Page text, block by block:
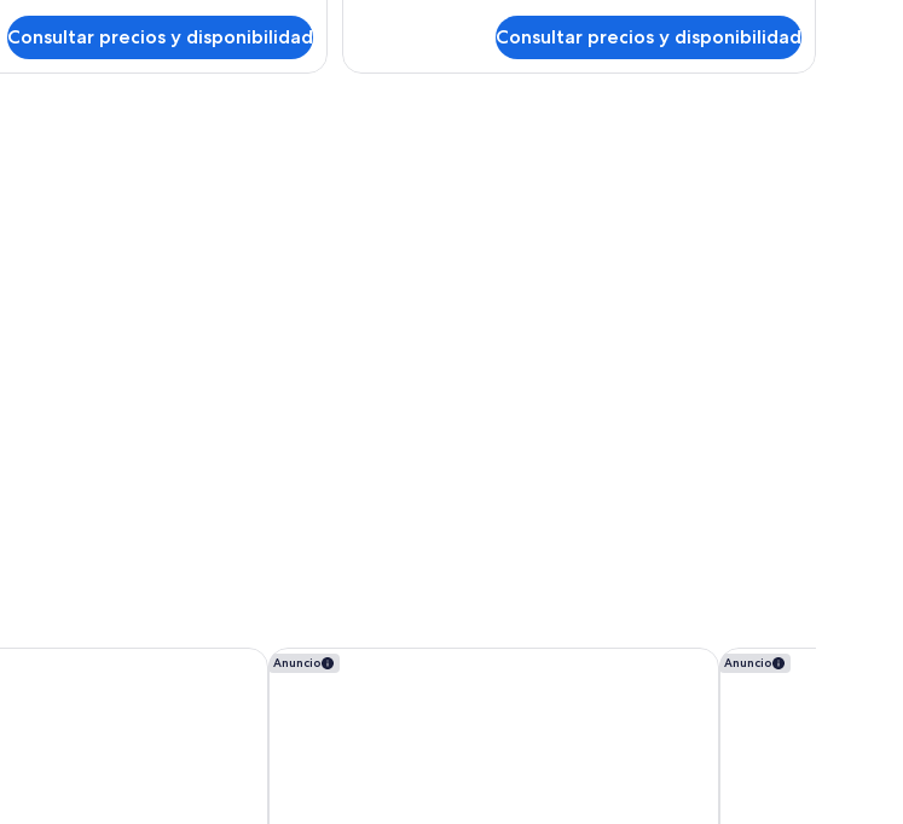
Consultar precios y disponibilidad Consultar precios y disponibilidad
Ottawa West Anuncio
Best Western Plus Gatineau-Ottawa Downtown Anuncio
Holiday Inn Express